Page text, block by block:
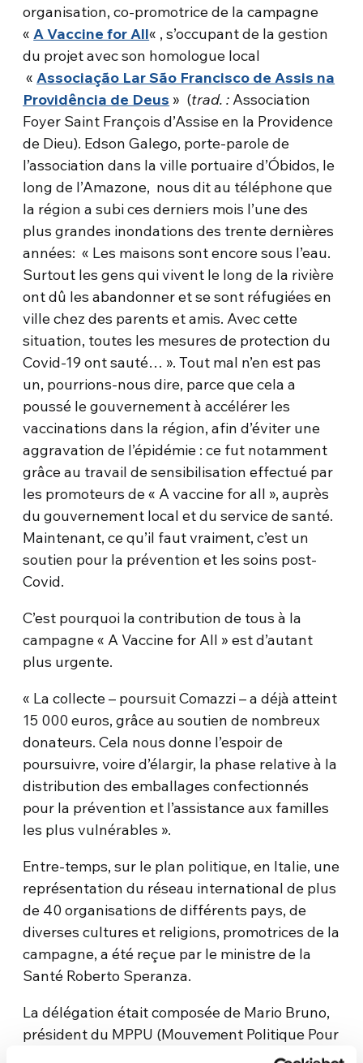
organisation, co-promotrice de la campagne
«A Vaccine for All« , s’occupant de la gestion
du projet avec son homologue local
«Associação Lar São Francisco de Assis na
Providência de Deus » (trad. :Association
Foyer Saint François d’Assise en la Providence
de Dieu). Edson Galego, porte-parole de
l’association dans la ville portuaire d’Óbidos, le
long de l’Amazone, nous dit au téléphone que
la région a subi ces derniers mois l’une des
plus grandes inondations des trente dernières
années: « Les maisons sont encore sous l’eau.
Surtout les gens qui vivent le long de la rivière
ont dû les abandonner et se sont réfugiées en
ville chez des parents et amis. Avec cette
situation, toutes les mesures de protection du
Covid-19 ont sauté… ». Tout mal n’en est pas
un, pourrions-nous dire, parce que cela a
poussé le gouvernement à accélérer les
vaccinations dans la région, afin d’éviter une
aggravation de l’épidémie : ce fut notamment
grâce au travail de sensibilisation effectué par
les promoteurs de « A vaccine for all », auprès
du gouvernement local et du service de santé.
Maintenant, ce qu’il faut vraiment, c’est un
soutien pour la prévention et les soins post-
Covid.
C’est pourquoi la contribution de tous à la
campagne « A Vaccine for All » est d’autant
plus urgente.
« La collecte – poursuit Comazzi – a déjà atteint
15 000 euros, grâce au soutien de nombreux
donateurs. Cela nous donne l’espoir de
poursuivre, voire d’élargir, la phase relative à la
distribution des emballages confectionnés
pour la prévention et l’assistance aux familles
les plus vulnérables ».
Entre-temps, sur le plan politique, en Italie, une
représentation du réseau international de plus
de 40 organisations de différents pays, de
diverses cultures et religions, promotrices de la
campagne, a été reçue par le ministre de la
Santé Roberto Speranza.
La délégation était composée de Mario Bruno,
président du MPPU (Mouvement Politique Pour
l’Unité), de Yassine Lafram, Président de